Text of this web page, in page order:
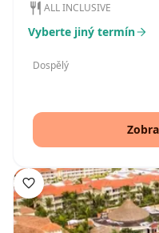
ALL INCLUSIVE
Vyberte jiný termín
Dospělý